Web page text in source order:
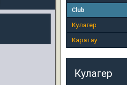
Club
Кулагер
Каратау
Кулагер